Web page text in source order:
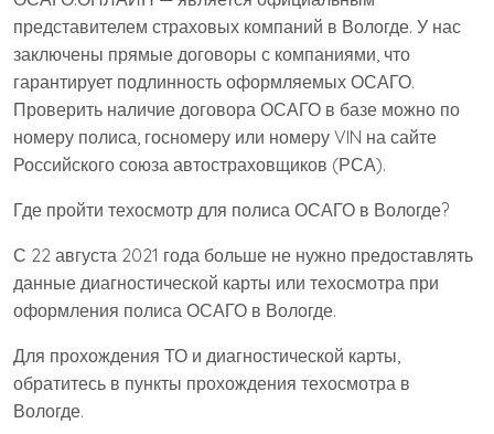
представителем страховых компаний в Вологде. У нас
заключены прямые договоры с компаниями, что
гарантирует подлинность оформляемых ОСАГО.
Проверить наличие договора ОСАГО в базе можно по
номеру полиса, госномеру или номеру VIN на сайте
Российского союза автостраховщиков (РСА).
Где пройти техосмотр для полиса ОСАГО в Вологде?
С 22 августа 2021 года больше не нужно предоставлять
данные диагностической карты или техосмотра при
оформления полиса ОСАГО в Вологде.
Для прохождения ТО и диагностической карты,
обратитесь в пункты прохождения техосмотра в
Вологде.